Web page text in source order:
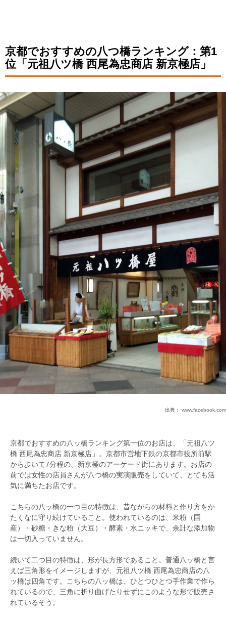
京都でおすすめの八つ橋ランキング：第1
位「元祖八ツ橋 西尾為忠商店 新京極店」
出典： www.facebook.com
京都でおすすめの八ッ橋ランキング第一位のお店は、「元祖八ツ
橋 西尾為忠商店 新京極店」。京都市営地下鉄の京都市役所前駅
から歩いて7分程の、新京極のアーケード街にあります。お店の
前では女性の店員さんが八つ橋の実演販売をしていて、とても活
気に満ちたお店です。
こちらの八ッ橋の一つ目の特徴は、昔ながらの材料と作り方をか
たくなに守り続けていること。使われているのは、米粉（国
産）・砂糖・きな粉（大豆）・酵素・水ニッキで、余計な添加物
は一切入っていません。
続いて二つ目の特徴は、形が長方形であること。普通八ッ橋と言
えば三角形をイメージしますが、元祖八ツ橋 西尾為忠商店の八
ッ橋は四角です。こちらの八ッ橋は、ひとつひとつ手作業で作ら
れているので、三角に折り曲げたりせずにこのような形で販売さ
れているそう。